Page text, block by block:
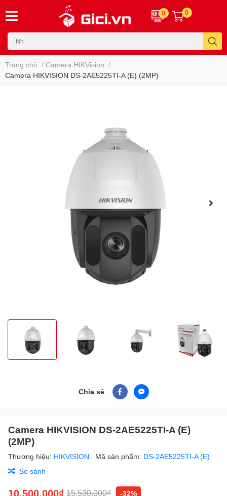
0 0
Trang chủ / Camera HIKVision /
Camera HIKVISION DS-2AE5225TI-A (E) (2MP)
Chia sẻ
Camera HIKVISION DS-2AE5225TI-A (E)
(2MP)
Thương hiệu: HIKVISION Mã sản phẩm: DS-2AE5225TI-A (E)
So sánh
10.500.000₫ 15.530.000₫
-32%